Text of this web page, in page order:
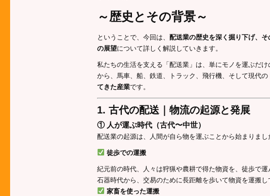
～歴史とその背景～
ということで、今回は、 配送業の歴史を深く掘り下げ、
の展望について詳しく解説していきます。
私たちの生活を支える「配送業」は、単にモノを運ぶだ
から、馬車、船、鉄道、トラック、飛行機、そして現代の
てきた産業です。
1. 古代の配送｜物流の起源と発展
① 人が運ぶ時代（古代〜中世）
配送業の起源は、人間が自ら物を運ぶことから始まりまし
徒歩での運搬
紀元前の時代、人々は狩猟や農耕で得た物資を、徒歩で運
石器時代から、交易のために長距離を歩いて物資を運搬し
家畜を使った運搬